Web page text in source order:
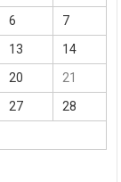
6
7
13
14
20
21
27
28